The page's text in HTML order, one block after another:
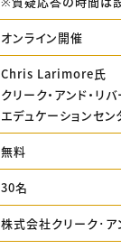
オンライン開催
Chris Larimore氏
クリーク・アンド・リ
エデュケーションセン
無料
30名
株式会社クリーク･ア